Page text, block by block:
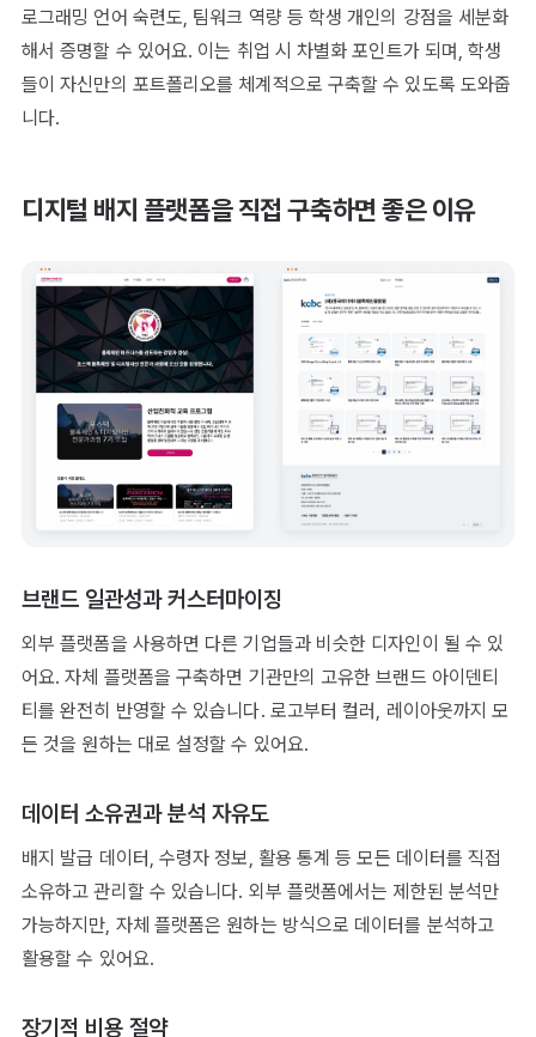
로그래밍 언어 숙련도, 팀워크 역량 등 학생 개인의 강점을 세분화
해서 증명할 수 있어요. 이는 취업 시 차별화 포인트가 되며, 학생
들이 자신만의 포트폴리오를 체계적으로 구축할 수 있도록 도와줍
니다.
디지털 배지 플랫폼을 직접 구축하면 좋은 이유
브랜드 일관성과 커스터마이징
외부 플랫폼을 사용하면 다른 기업들과 비슷한 디자인이 될 수 있
어요. 자체 플랫폼을 구축하면 기관만의 고유한 브랜드 아이덴티
티를 완전히 반영할 수 있습니다. 로고부터 컬러, 레이아웃까지 모
든 것을 원하는 대로 설정할 수 있어요.
데이터 소유권과 분석 자유도
배지 발급 데이터, 수령자 정보, 활용 통계 등 모든 데이터를 직접
소유하고 관리할 수 있습니다. 외부 플랫폼에서는 제한된 분석만
가능하지만, 자체 플랫폼은 원하는 방식으로 데이터를 분석하고
활용할 수 있어요.
장기적 비용 절약